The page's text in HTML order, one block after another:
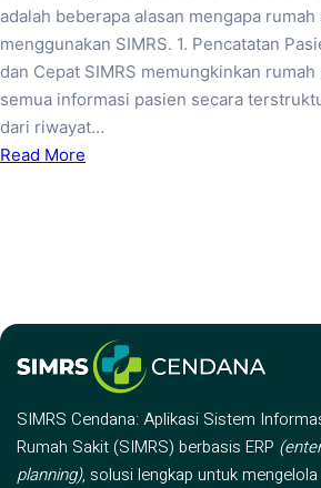
adalah beberapa alasan mengapa
menggunakan SIMRS. 1. Pencatatan
dan Cepat SIMRS memungkinkan
semua informasi pasien secara
dari riwayat…
Read More
SIMRS Cendana: Aplikasi Sistem
Rumah Sakit (SIMRS) berbasis ERP
planning), solusi lengkap untuk